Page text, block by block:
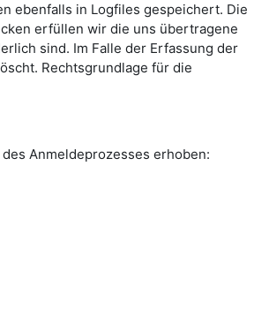
ebenfalls in Logfiles gespeichert. Die
erfüllen wir die uns übertragene
sind. Im Falle der Erfassung der
Rechtsgrundlage für die
Anmeldeprozesses erhoben: